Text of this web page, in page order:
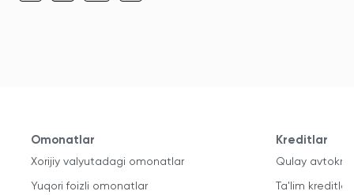
Omonatlar
Xorijiy valyutadagi omonatlar
Yuqori foizli omonatlar
Kreditlar
Qulay
Ta'lim kreditlari